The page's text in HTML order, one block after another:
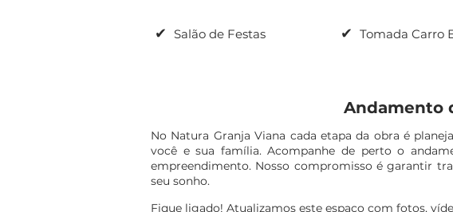
✔ Salão de Festas ✔ Tomada Carro
Andamento
No Natura Granja Viana cada etapa da obra é
você e sua família. Acompanhe de perto o
empreendimento. Nosso compromisso é garantir
seu sonho.
Fique ligado! Atualizamos este espaço com fotos,